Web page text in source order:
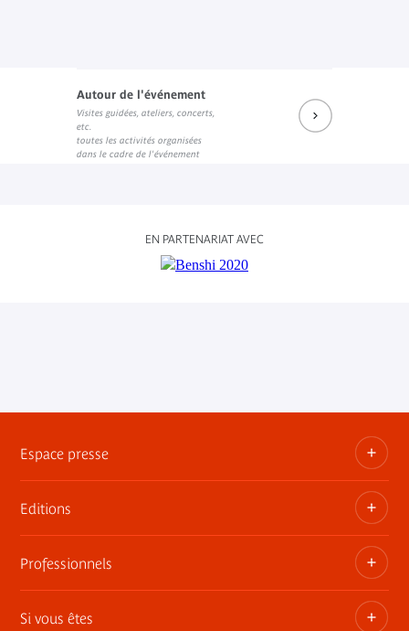
Autour de l'événement
Visites guidées, ateliers, concerts,
etc.
toutes les activités organisées
dans le cadre de l'événement
EN PARTENARIAT AVEC
Espace presse
Dossiers, communiqués, bandes annonces
Contact presse
Editions
Les publications du musée
Professionnels
Privatisez les espaces
Si vous êtes